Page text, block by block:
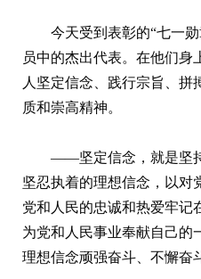
今天受到表彰的“七一
员中的杰出代表。在他们身
人坚定信念、践行宗旨、拼
质和崇高精神。
——坚定信念，就是坚
坚忍执着的理想信念，以对
党和人民的忠诚和热爱牢记
为党和人民事业奉献自己的
理想信念顽强奋斗、不懈奋